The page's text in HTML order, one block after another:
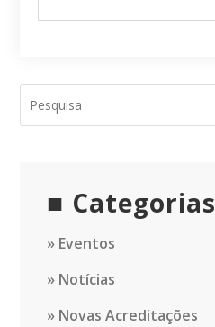
Categorias
Eventos
Notícias
Novas Acreditações